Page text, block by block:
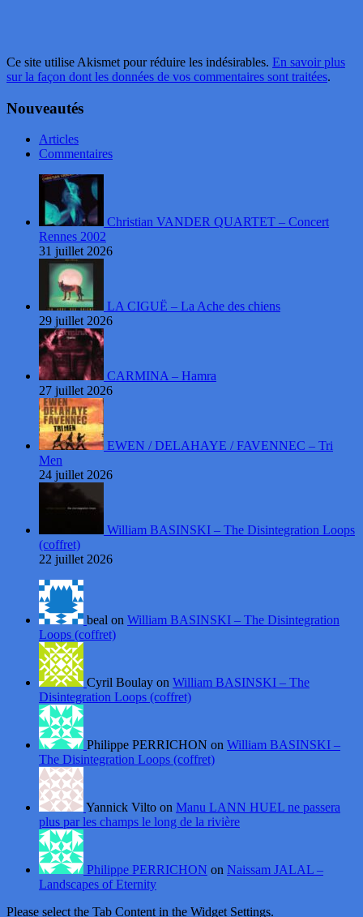
Ce site utilise Akismet pour réduire les indésirables. En savoir plus
sur la façon dont les données de vos commentaires sont traitées.
Nouveautés
Articles
Commentaires
Christian VANDER QUARTET – Concert
Rennes 2002
31 juillet 2026
LA CIGUË – La Ache des chiens
29 juillet 2026
CARMINA – Hamra
27 juillet 2026
EWEN / DELAHAYE / FAVENNEC – Tri
Men
24 juillet 2026
William BASINSKI – The Disintegration Loops
(coffret)
22 juillet 2026
beal on William BASINSKI – The Disintegration
Loops (coffret)
Cyril Boulay on William BASINSKI – The
Disintegration Loops (coffret)
Philippe PERRICHON on William BASINSKI –
The Disintegration Loops (coffret)
Yannick Vilto on Manu LANN HUEL ne passera
plus par les champs le long de la rivière
Philippe PERRICHON on Naissam JALAL –
Landscapes of Eternity
Please select the Tab Content in the Widget Settings.